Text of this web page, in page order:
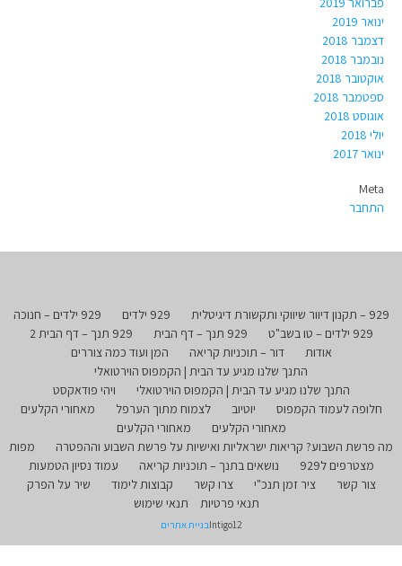
ינואר 2019
דצמבר 2018
נובמבר 2018
אוקטובר 2018
ספטמבר 2018
אוגוסט 2018
יולי 2018
ינואר 2017
Meta
התחבר
929 – תקנון דיוור שיווקי ותקשורת דיגיטלית 929 ילדים
929 ילדים – חנוכה
929 ילדים – טו בשב"ט
929 תנך – דף הבית
929 תנך – דף הבית 2
אודות
דור – תוכניות קריאה
המן ועוד כמה צוררים
התנך שלנו מגיע עד הבית | הקמפוס הוירטואלי
התנך שלנו מגיע עד הבית | הקמפוס הוירטואלי
ויהי פודאקסט
חלופה לעמוד הקמפוס
יוטיוב לצמוח מתוך הערפל
מאחורי הקלעים
מאחורי הקלעים
מאחורי הקלעים
מה פרשת השבוע? קריאות ישראליות ואישיות על פרשת השבוע וההפטרה
מפות
מצטרפים ל929
נושאים בתנך – תוכניות קריאה
עמוד נסיון הטמעות
צור קשר
ציר זמן תנכ"י צרו קשר קבוצות לימוד
שיר על הפרק
תנאי פרטיות
תנאי שימוש
Intigo12בניית אתרים